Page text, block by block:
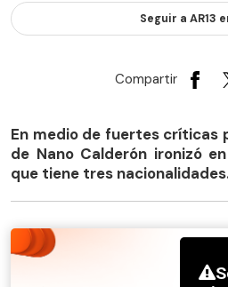
Seguir a AR13
Compartir
En medio de fuertes críticas
de Nano Calderón ironizó
que tiene tres